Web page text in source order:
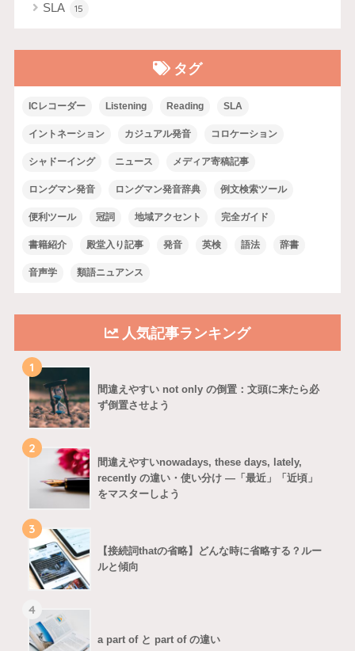
SLA 15
タグ
ICレコーダー Listening Reading SLA
イントネーション カジュアル発音 コロケーション
シャドーイング ニュース メディア寄稿記事
ロングマン発音 ロングマン発音辞典 例文検索ツール
便利ツール 冠詞 地域アクセント 完全ガイド
書籍紹介 殿堂入り記事 発音 英検 語法 辞書
音声学 類語ニュアンス
人気記事ランキング
1
間違えやすい not only の倒置：文頭に来たら必
ず倒置させよう
2
間違えやすいnowadays, these days, lately,
recently の違い・使い分け ―「最近」「近頃」
をマスターしよう
3
【接続詞thatの省略】どんな時に省略する？ルー
ルと傾向
4
a part of と part of の違い